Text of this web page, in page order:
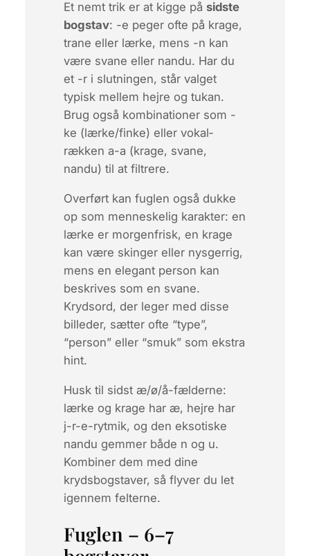
Et nemt trik er at kigge på sidste
bogstav: -e peger ofte på krage,
trane eller lærke, mens -n kan
være svane eller nandu. Har du
et -ri slutningen, står valget
typisk mellem hejre og tukan.
Brug også kombinationer som -
ke (lærke/finke) eller vokal­
rækken a-a (krage, svane,
nandu) til at filtrere.
Overført kan fuglen også dukke
op som menneskelig karakter: en
lærke er morgenfrisk, en krage
kan være skinger eller nysgerrig,
mens en elegant person kan
beskrives som en svane.
Krydsord, der leger med disse
billeder, sætter ofte “type”,
“person” eller “smuk” som ekstra
hint.
Husk til sidst æ/ø/å-fælderne:
lærke og krage har æ, hejre har
j-r-e-rytmik, og den eksotiske
nandu gemmer både n og u.
Kombiner dem med dine
krydsbogstaver, så flyver du let
igennem felterne.
Fuglen – 6–7